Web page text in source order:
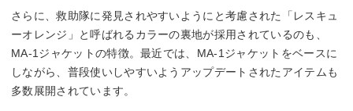
さらに、救助隊に発見されやすいようにと考慮された「レスキュ
ーオレンジ」と呼ばれるカラーの裏地が採用されているのも、
MA-1ジャケットの特徴。最近では、MA-1ジャケットをベースに
しながら、普段使いしやすいようアップデートされたアイテムも
多数展開されています。